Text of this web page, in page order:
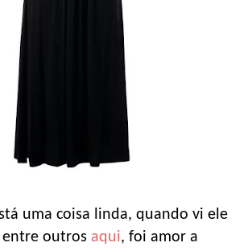
uma coisa linda, quando vi ele
outros aqui, foi amor a